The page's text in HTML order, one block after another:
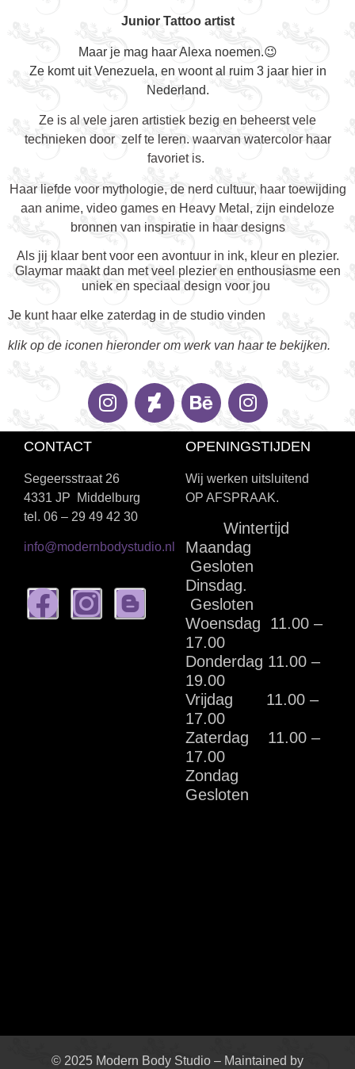
Junior Tattoo artist
Maar je mag haar Alexa noemen.😉
Ze komt uit Venezuela, en woont al ruim 3 jaar hier in
Nederland.
Ze is al vele jaren artistiek bezig en beheerst vele
technieken door zelf te leren. waarvan watercolor haar
favoriet is.
Haar liefde voor mythologie, de nerd cultuur, haar toewijding
aan anime, video games en Heavy Metal, zijn eindeloze
bronnen van inspiratie in haar designs
Als jij klaar bent voor een avontuur in ink, kleur en plezier.
Glaymar maakt dan met veel plezier en enthousiasme een
uniek en speciaal design voor jou
Je kunt haar elke zaterdag in de studio vinden
klik op de iconen hieronder om werk van haar te bekijken.
CONTACT
Segeersstraat 26
4331 JP Middelburg
tel. 06 – 29 49 42 30
info@modernbodystudio.nl
OPENINGSTIJDEN
Wij werken uitsluitend
OP AFSPRAAK.
Wintertijd
Maandag
Gesloten
Dinsdag.
Gesloten
Woensdag 11.00 –
17.00
Donderdag 11.00 –
19.00
Vrijdag 11.00 –
17.00
Zaterdag 11.00 –
17.00
Zondag
Gesloten
© 2025 Modern Body Studio – Maintained by